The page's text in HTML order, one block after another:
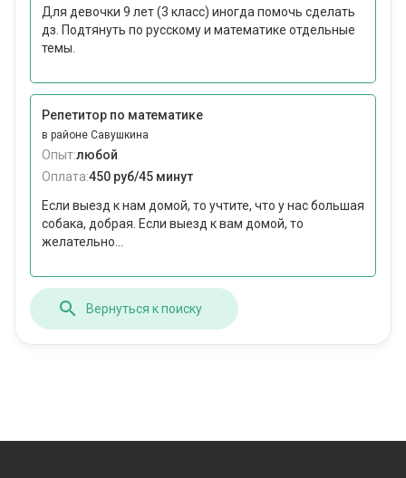
Для девочки 9 лет (3 класс) иногда помочь сделать
дз. Подтянуть по русскому и математике отдельные
темы.
Репетитор по математике
в районе Савушкина
Опыт:любой
Оплата:450 руб/45 минут
Если выезд к нам домой, то учтите, что у нас большая
собака, добрая. Если выезд к вам домой, то
желательно...
Вернуться к поиску